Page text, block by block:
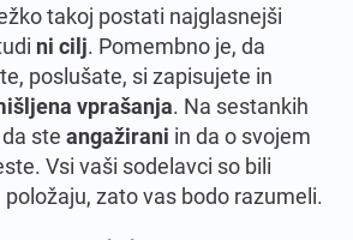
takoj postati najglasnejši
ni cilj. Pomembno je, da
poslušate, si zapisujete in
vprašanja. Na sestankih
ste angažirani in da o svojem
Vsi vaši sodelavci so bili
zato vas bodo razumeli.